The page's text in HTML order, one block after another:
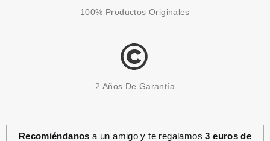
100% Productos Originales
2 Años De Garantía
Recomiéndanos a un amigo y te regalamos3 euros de